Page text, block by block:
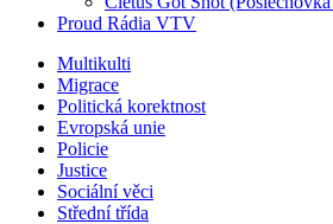
Proud Rádia VTV
Sub
menu
Multikulti
Migrace
Politická korektnost
Evropská unie
Policie
Justice
Sociální věci
Střední třída